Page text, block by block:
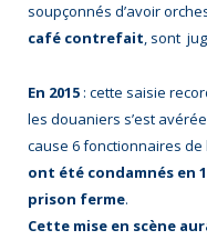
soupçonnés d’avoir
café contrefait, sont
En 2015 : cette saisie
les douaniers s’est
cause 6 fonctionnaires
ont été condamnés en
prison ferme.
Cette mise en scène